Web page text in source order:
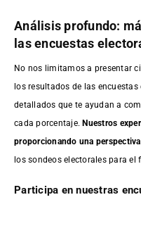
Análisis profundo:
las encuestas
No nos limitamos a presentar
los resultados de las
detallados que te ayudan a
cada porcentaje.Nuestros
proporcionando una
los sondeos electorales para el
Participa en nuestras